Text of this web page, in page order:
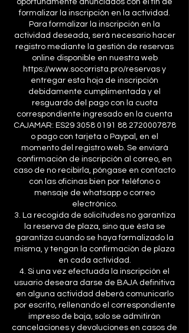
oportunamente anunciados con el fin de
formalizar la inscripción en la actividad.
Para formalizar la inscripción en la
actividad deseada, será necesario hacer
registro mediante la gestión de reservas
online disponible en nuestra web
https://www.socorrista.pro/reservas y
entregar esta hoja de inscripción
debidamente cumplimentada y el
resguardo del pago con la cuota
correspondiente ingresado en la cuenta
CAJAMAR: ES29 3058 0191 88 2720007878
o pago con tarjeta o Paypal, en el
momento del registro web. Se enviará
confirmación de inscripción al correo, en
caso de no recibirla, póngase en contacto
con las oficinas bien por teléfono o
mensaje de whatsapp o correo
electrónico.
3. La recogida de solicitudes no garantiza
la reserva de plaza, sino que ésta se
garantiza cuando se haya formalizado la
misma, y tengan la confirmación de plaza
en cada actividad.
4. Si una vez efectuada la inscripción el
usuario deseara darse de BAJA definitiva
en alguna actividad deberá comunicarlo
por escrito, rellenando el correspondiente
impreso de baja, solo se admitirán
cancelaciones y devoluciones en casos de